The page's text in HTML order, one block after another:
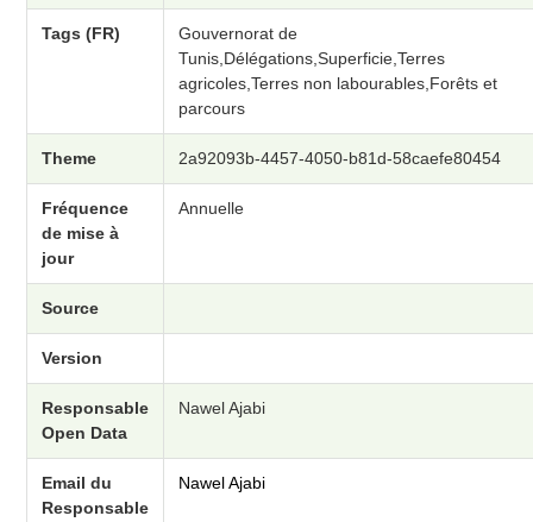
Tags (FR)
Gouvernorat de
Tunis,Délégations,Superficie,Terres
agricoles,Terres non labourables,Forêts et
parcours
Theme 2a92093b-4457-4050-b81d-58caefe80454
Fréquence
de mise à
jour
Annuelle
Source
Version
Responsable
Open Data
Nawel Ajabi
Email du
Responsable
Nawel Ajabi